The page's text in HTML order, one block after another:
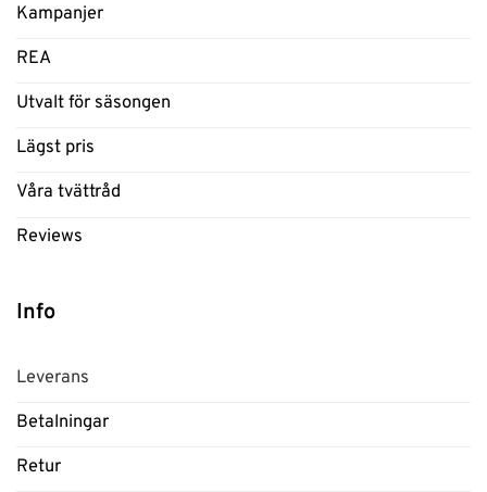
Kampanjer
REA
Utvalt för säsongen
Lägst pris
Våra tvättråd
Reviews
Info
Leverans
Betalningar
Retur